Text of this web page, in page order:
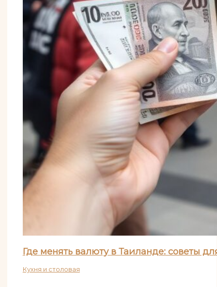
Где менять валюту в Таиланде: советы
Кухня и столовая